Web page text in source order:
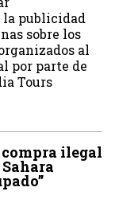
publicidad
sobre los
al
por parte de
Tours
compra ilegal